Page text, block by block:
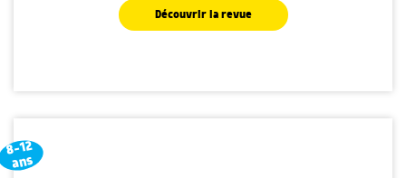
Découvrir la revue
8-12
ans